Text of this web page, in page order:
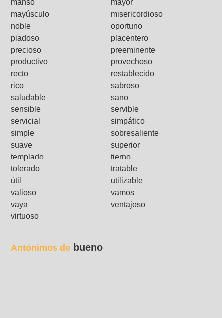
manso
mayor
mayúsculo
misericordioso
noble
oportuno
piadoso
placentero
precioso
preeminente
productivo
provechoso
recto
restablecido
rico
sabroso
saludable
sano
sensible
servible
servicial
simpático
simple
sobresaliente
suave
superior
templado
tierno
tolerado
tratable
útil
utilizable
valioso
vamos
vaya
ventajoso
virtuoso
Antónimos de bueno